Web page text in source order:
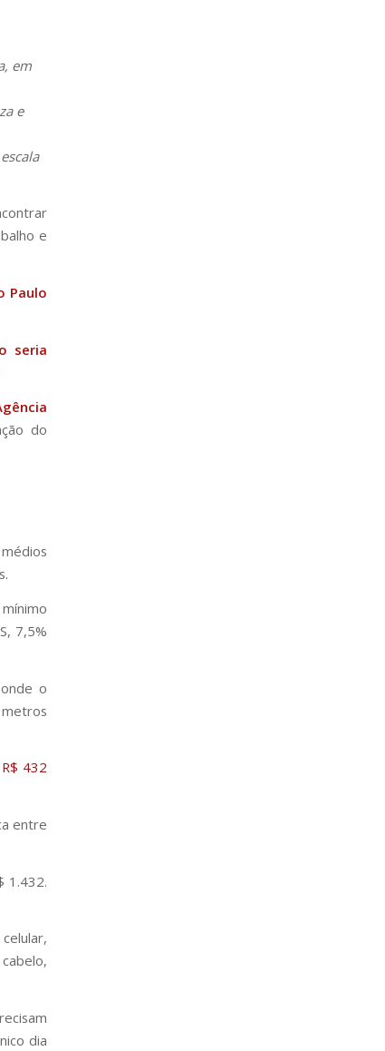
em
e
e
Paulo
seria
do
7,5%
o
432
entre
1.432.
dia